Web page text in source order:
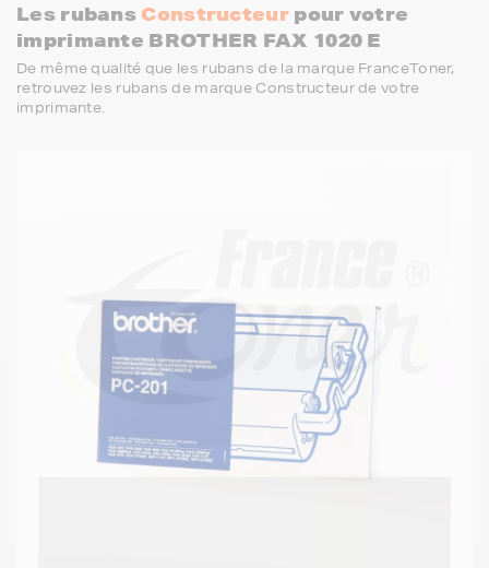
Les rubans Constructeurpour votre
imprimante BROTHER FAX 1020 E
De même qualité que les rubans de la marque FranceToner,
retrouvez les rubans de marque Constructeur de votre
imprimante.